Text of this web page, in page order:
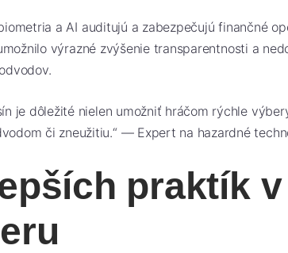
a AI auditujú a zabezpečujú finančné
výrazné zvýšenie transparentnosti a
je dôležité nielen umožniť hráčom rýchle
či zneužitiu.“ — Expert na hazardné
praktík v